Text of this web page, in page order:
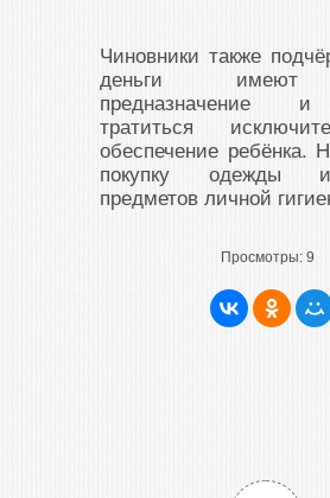
Чиновники также
деньги имеют
предназначение
тратиться
обеспечение ребёнка.
покупку одежды
предметов личной
Просмотры: 9